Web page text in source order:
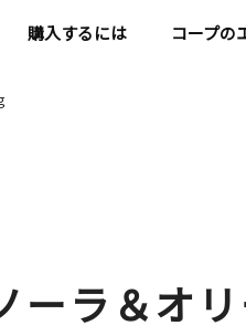
購入するには コープの
ーラ＆オ